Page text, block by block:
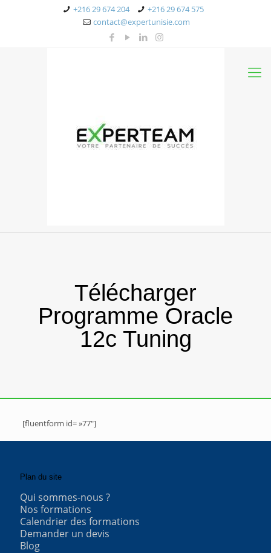
+216 29 674 204
+216 29 674 575
contact@expertunisie.com
Télécharger
Programme Oracle
12c Tuning
[fluentform id= »77″]
Plan du site
Qui sommes-nous ?
Nos formations
Calendrier des formations
Demander un devis
Blog